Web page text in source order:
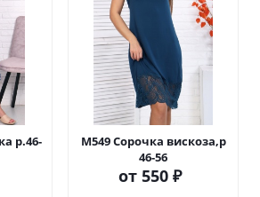
р.46-
М549 Сорочка вискоза,р
46-56
от 550 ₽